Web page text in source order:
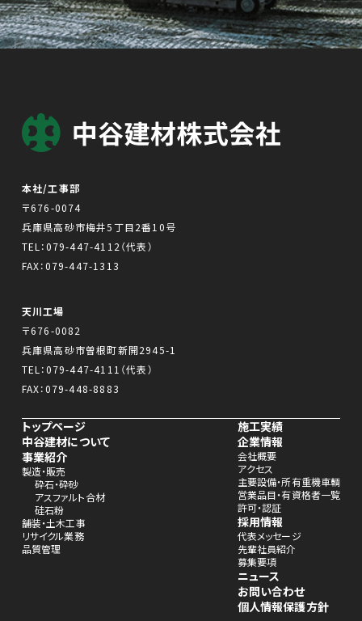
本社/工事部
〒676-0074
兵庫県高砂市梅井5丁目2番10号
TEL：079-447-4112 （代表）
FAX：079-447-1313
天川工場
〒676-0082
兵庫県高砂市曽根町新開2945-1
TEL：079-447-4111 （代表）
FAX：079-448-8883
トップページ
中谷建材について
事業紹介
製造・販売
砕石・砕砂
アスファルト合材
硅石粉
舗装・土木工事
リサイクル業務
品質管理
施工実績
企業情報
会社概要
アクセス
主要設備・所有重機車輌
営業品目・有資格者一覧
許可・認証
採用情報
代表メッセージ
先輩社員紹介
募集要項
ニュース
お問い合わせ
個人情報保護方針